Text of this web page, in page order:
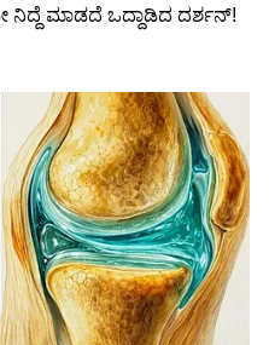
ಪ್ರಾಣ":
Rishab
ಇಳಿಕೆ: ಮೋದಿ-
US